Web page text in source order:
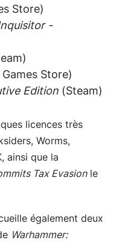
Store)
-
Store)
Edition (Steam)
licences très
Worms,
ainsi que la
Tax Evasionle
également deux
Warhammer: